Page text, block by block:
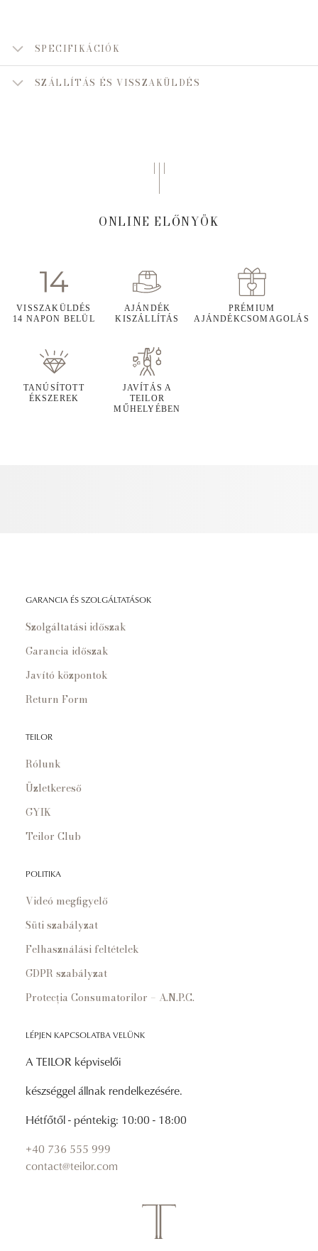
SPECIFIKÁCIÓK
SZÁLLÍTÁS ÉS VISSZAKÜLDÉS
ONLINE ELŐNYÖK
VISSZAKÜLDÉS
14 NAPON BELÜL
AJÁNDÉK
KISZÁLLÍTÁS
PRÉMIUM
AJÁNDÉKCSOMAGOLÁS
TANÚSÍTOTT
ÉKSZEREK
JAVÍTÁS A
TEILOR
MŰHELYÉBEN
GARANCIA ÉS SZOLGÁLTATÁSOK
Szolgáltatási időszak
Garancia időszak
Javító központok
Return Form
TEILOR
Rólunk
Üzletkereső
GYIK
Teilor Club
POLITIKA
Videó megfigyelő
Süti szabályzat
Felhasználási feltételek
GDPR szabályzat
Protecția Consumatorilor – A.N.P.C.
LÉPJEN KAPCSOLATBA VELÜNK
A TEILOR képviselői
készséggel állnak rendelkezésére.
Hétfőtől - péntekig: 10:00 - 18:00
+40 736 555 999
contact@teilor.com